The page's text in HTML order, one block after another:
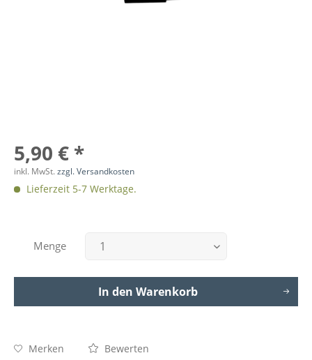
5,90 € *
inkl. MwSt. zzgl. Versandkosten
Lieferzeit 5-7 Werktage.
Menge
In den Warenkorb
Merken Bewerten